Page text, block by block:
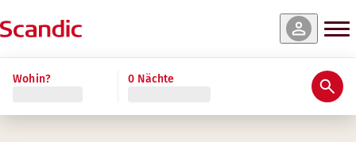
Wohin? 0 Nächte